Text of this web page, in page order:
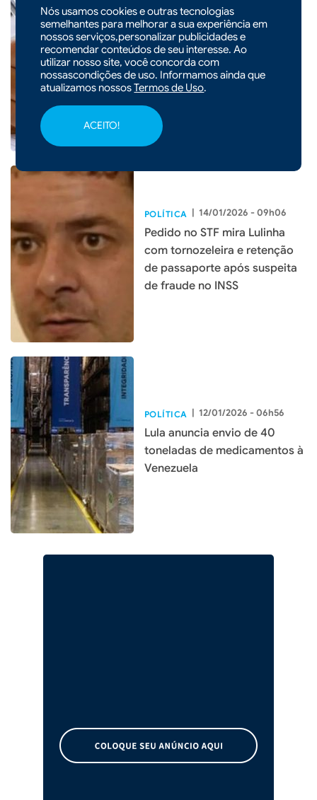
Nós usamos cookies e outras tecnologias
semelhantes para melhorar a sua experiência em
nossos serviços,personalizar publicidades e
recomendar conteúdos de seu interesse. Ao
utilizar nosso site, você concorda com
nossascondições de uso. Informamos ainda que
atualizamos nossosTermos de Uso.
ACEITO!
POLÍTICA | 19/01/2026 - 10h21
Leis aprovadas pela Alesc
fortalecem a proteção e a
cidadania nas escolas
POLÍTICA | 14/01/2026 - 09h06
Pedido no STF mira Lulinha
com tornozeleira e retenção
de passaporte após suspeita
de fraude no INSS
POLÍTICA | 12/01/2026 - 06h56
Lula anuncia envio de 40
toneladas de medicamentos à
Venezuela